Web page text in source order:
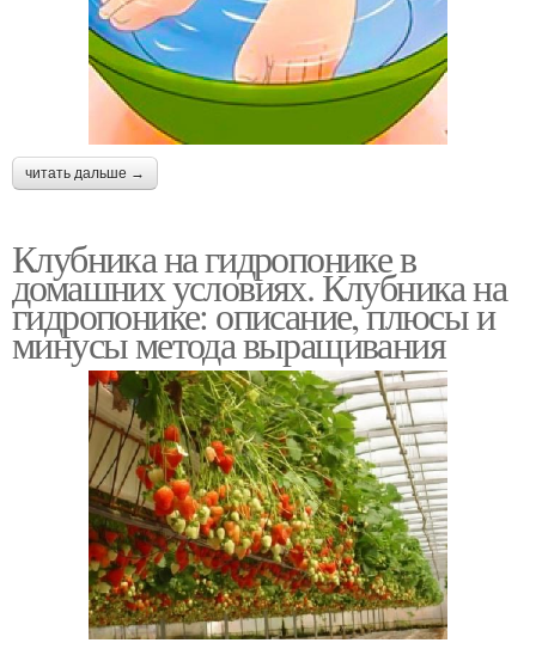
читать дальше →
Клубника на гидропонике в
домашних условиях. Клубника на
гидропонике: описание, плюсы и
минусы метода выращивания